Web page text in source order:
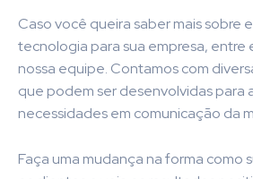
Caso você queira saber mais sobre
tecnologia para sua empresa, entre
nossa equipe. Contamos com
que podem ser desenvolvidas para
necessidades em comunicação da
Faça uma mudança na forma como